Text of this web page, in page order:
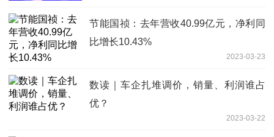
节能国祯：去年营收40.99亿元，净利同
比增长10.43%
2023-03-23
数读｜车企扎堆调价，销量、利润谁占
优？
2023-03-22